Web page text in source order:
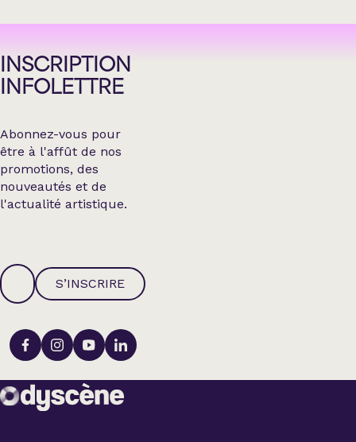
INSCRIPTION
INFOLETTRE
Abonnez-vous pour
être à l'affût de nos
promotions, des
nouveautés et de
l'actualité artistique.
S’INSCRIRE